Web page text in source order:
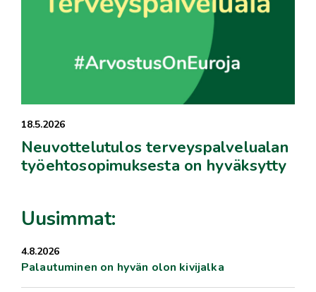
18.5.2026
Neuvottelutulos terveyspalvelualan
työehtosopimuksesta on hyväksytty
Uusimmat:
4.8.2026
Palautuminen on hyvän olon kivijalka